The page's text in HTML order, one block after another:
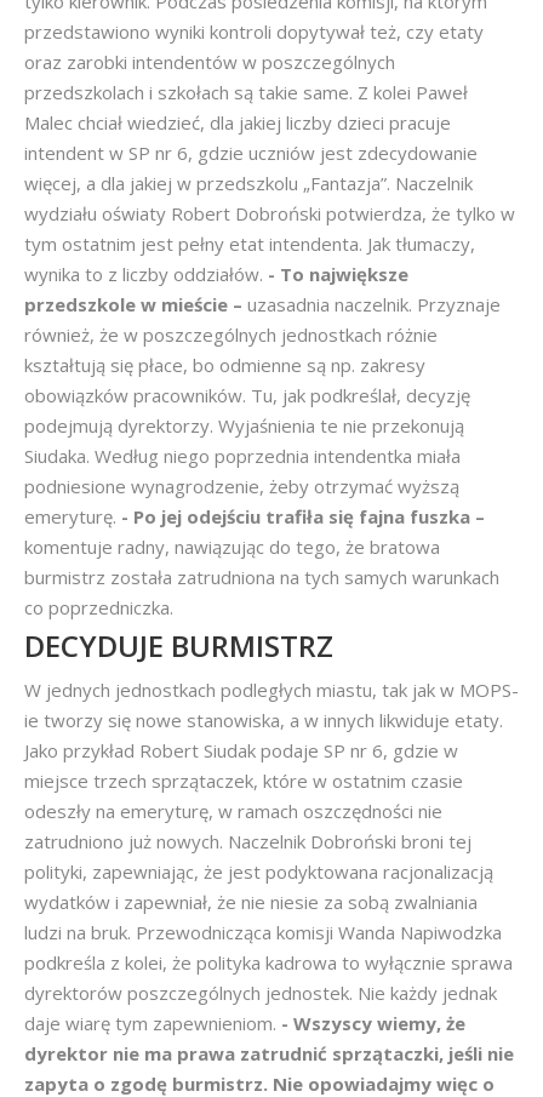
przedstawiono wyniki kontroli dopytywał też, czy etaty
oraz zarobki intendentów w poszczególnych
przedszkolach i szkołach są takie same. Z kolei Paweł
Malec chciał wiedzieć, dla jakiej liczby dzieci pracuje
intendent w SP nr 6, gdzie uczniów jest zdecydowanie
więcej, a dla jakiej w przedszkolu „Fantazja”. Naczelnik
wydziału oświaty Robert Dobroński potwierdza, że tylko w
tym ostatnim jest pełny etat intendenta. Jak tłumaczy,
wynika to z liczby oddziałów. - To największe
przedszkole w mieście – uzasadnia naczelnik. Przyznaje
również, że w poszczególnych jednostkach różnie
kształtują się płace, bo odmienne są np. zakresy
obowiązków pracowników. Tu, jak podkreślał, decyzję
podejmują dyrektorzy. Wyjaśnienia te nie przekonują
Siudaka. Według niego poprzednia intendentka miała
podniesione wynagrodzenie, żeby otrzymać wyższą
emeryturę. - Po jej odejściu trafiła się fajna fuszka –
komentuje radny, nawiązując do tego, że bratowa
burmistrz została zatrudniona na tych samych warunkach
co poprzedniczka.
DECYDUJE BURMISTRZ
W jednych jednostkach podległych miastu, tak jak w MOPS-
ie tworzy się nowe stanowiska, a w innych likwiduje etaty.
Jako przykład Robert Siudak podaje SP nr 6, gdzie w
miejsce trzech sprzątaczek, które w ostatnim czasie
odeszły na emeryturę, w ramach oszczędności nie
zatrudniono już nowych. Naczelnik Dobroński broni tej
polityki, zapewniając, że jest podyktowana racjonalizacją
wydatków i zapewniał, że nie niesie za sobą zwalniania
ludzi na bruk. Przewodnicząca komisji Wanda Napiwodzka
podkreśla z kolei, że polityka kadrowa to wyłącznie sprawa
dyrektorów poszczególnych jednostek. Nie każdy jednak
daje wiarę tym zapewnieniom. - Wszyscy wiemy, że
dyrektor nie ma prawa zatrudnić sprzątaczki, jeśli nie
zapyta o zgodę burmistrz. Nie opowiadajmy więc o